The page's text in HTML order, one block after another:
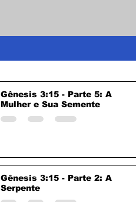
Gênesis 3:15 - Parte 5: A
Mulher e Sua Semente
Gênesis 3:15 - Parte 2: A
Serpente